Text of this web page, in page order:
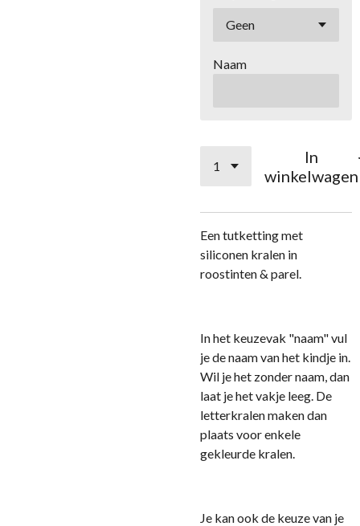
Naam
In
winkelwagen
Een tutketting met
siliconen kralen in
roostinten & parel.
In het keuzevak "naam" vul
je de naam van het kindje in.
Wil je het zonder naam, dan
laat je het vakje leeg. De
letterkralen maken dan
plaats voor enkele
gekleurde kralen.
Je kan ook de keuze van je